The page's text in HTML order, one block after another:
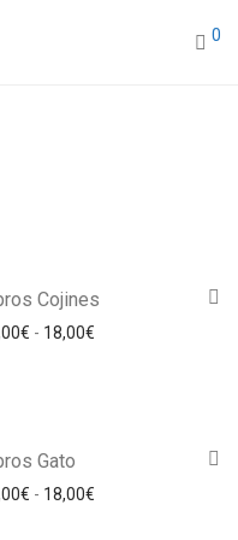
0
Cojines
€ - 18,00€
12,00€ hasta 18,00€
Gato
€ - 18,00€